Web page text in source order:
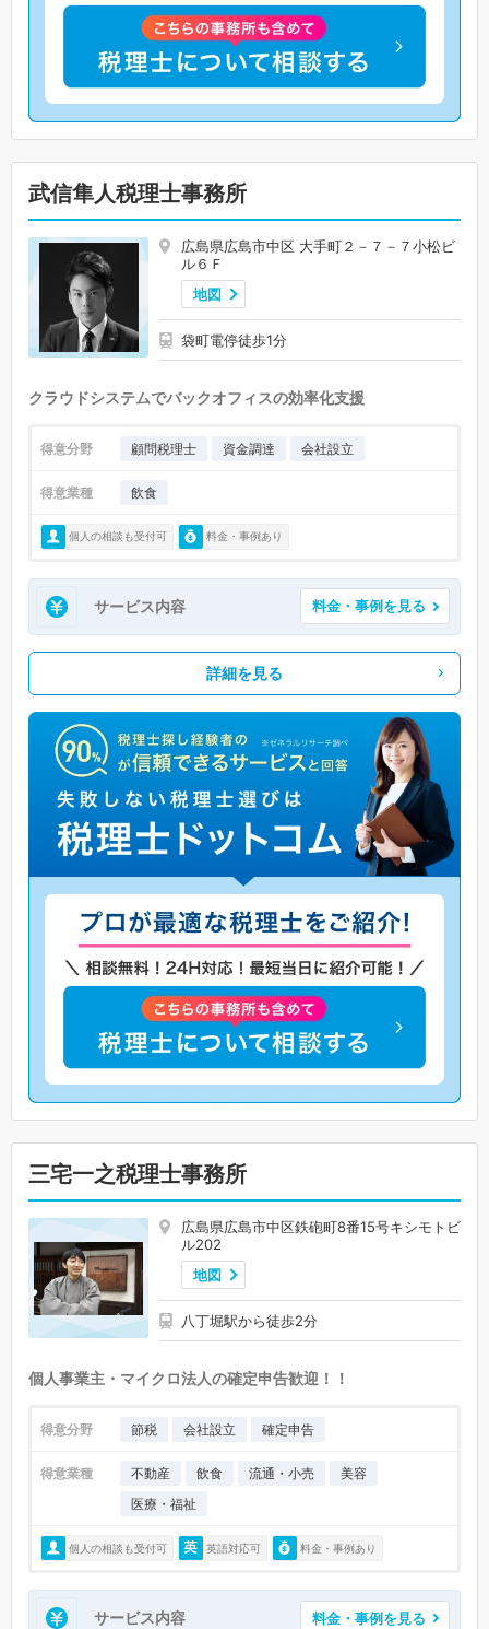
武信隼人税理士事務所
広島県広島市中区 大手町２－７－７小松ビ
ル６Ｆ
地図
袋町電停徒歩1分
クラウドシステムでバックオフィスの効率化支援
得意分野 顧問税理士 資金調達 会社設立
得意業種 飲食
個人の相談も受付可 料金・事例あり
サービス内容 料金・事例を見る
詳細を見る
三宅一之税理士事務所
広島県広島市中区鉄砲町8番15号キシモトビ
ル202
地図
八丁堀駅から徒歩2分
個人事業主・マイクロ法人の確定申告歓迎！！
得意分野 節税 会社設立 確定申告
得意業種 不動産 飲食 流通・小売
美容
医療・福祉
個人の相談も受付可 英語対応可 料金・事例あり
サービス内容 料金・事例を見る